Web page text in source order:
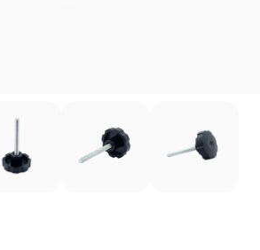
столешницы для школьных